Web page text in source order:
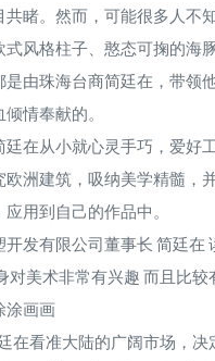
共睹。然而，可能很多人不
式风格柱子、憨态可掬的海
是由珠海台商简廷在，带领
情奉献的。
廷在从小就心灵手巧，爱好
欧洲建筑，吸纳美学精髓，
用到自己的作品中。
发有限公司董事长 简廷在
对美术非常有兴趣 而且比较
涂画画
在看准大陆的广阔市场，决